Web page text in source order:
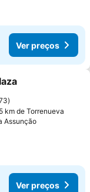
Ver preços
favoritos
km de Torrenueva
AssunçãoVer preços
Ver preços